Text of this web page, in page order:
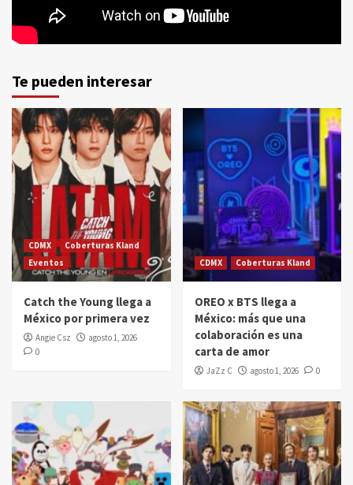
Te pueden interesar
CDMX
Coberturas Kland
Eventos
Catch the Young llega a
México por primera vez
Angie Csz
agosto 1, 2026
0
CDMX Coberturas Kland
OREO x BTS llega a
México: más que una
colaboración es una
carta de amor
JaZz C agosto 1, 2026 0